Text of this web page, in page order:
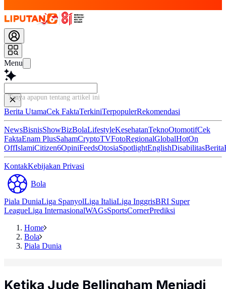
Menu
Tanya apapun tentang artikel ini...
Berita UtamaCek FaktaTerkiniTerpopulerRekomendasi
NewsBisnisShowBizBolaLifestyleKesehatanTeknoOtomotifCek
FaktaEnam PlusSahamCryptoTVFotoRegionalGlobalHotOn
OffIslamiCitizen6OpiniFeedsOtosiaSpotlightEnglishDisabilitasBerita
KontakKebijakan Privasi
Bola
Piala DuniaLiga SpanyolLiga ItaliaLiga InggrisBRI Super
LeagueLiga InternasionalWAGsSportsCornerPrediksi
Home
Bola
Piala Dunia
Ketika Jude Bellingham Menjadi